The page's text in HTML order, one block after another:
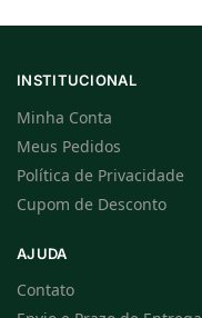
INSTITUCIONAL
Minha Conta
Meus Pedidos
Política de Privacidade
Cupom de Desconto
AJUDA
Contato